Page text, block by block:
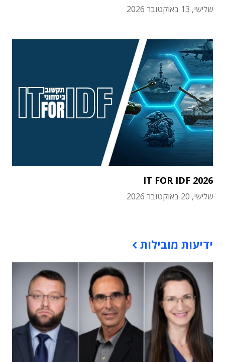
שלישי, 13 באוקטובר 2026
IT FOR IDF 2026
שלישי, 20 באוקטובר 2026
ידיעות מובילות